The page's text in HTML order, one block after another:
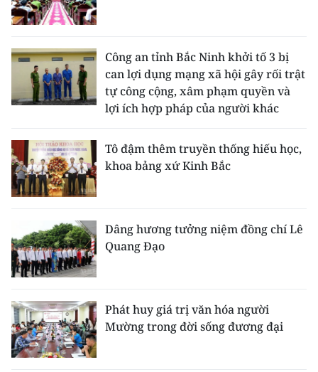
Công an tỉnh Bắc Ninh khởi tố 3 bị
can lợi dụng mạng xã hội gây rối trật
tự công cộng, xâm phạm quyền và
lợi ích hợp pháp của người khác
Tô đậm thêm truyền thống hiếu học,
khoa bảng xứ Kinh Bắc
Dâng hương tưởng niệm đồng chí Lê
Quang Đạo
Phát huy giá trị văn hóa người
Mường trong đời sống đương đại